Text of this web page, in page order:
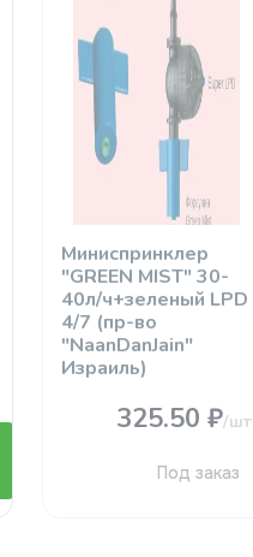
Миниспринклер
"GREEN MIST" 30-
40л/ч+зеленый LPD
4/7 (пр-во
"NaanDanJain"
Израиль)
325.50 ₽/шт
Под заказ